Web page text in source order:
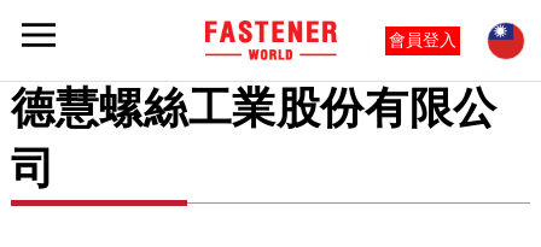
會員登入
德慧螺絲工業股份有限公
司